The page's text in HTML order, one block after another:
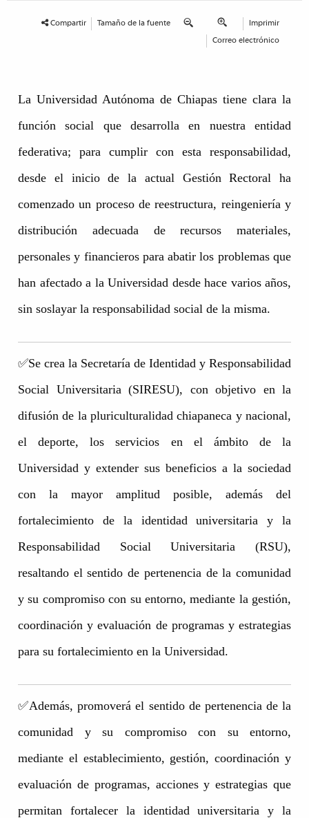
Compartir Tamaño de la fuente Imprimir
Correo electrónico
La Universidad Autónoma de Chiapas tiene clara la
función social que desarrolla en nuestra entidad
federativa; para cumplir con esta responsabilidad,
desde el inicio de la actual Gestión Rectoral ha
comenzado un proceso de reestructura, reingeniería y
distribución adecuada de recursos materiales,
personales y financieros para abatir los problemas que
han afectado a la Universidad desde hace varios años,
sin soslayar la responsabilidad social de la misma.
✅Se crea la Secretaría de Identidad y Responsabilidad
Social Universitaria (SIRESU), con objetivo en la
difusión de la pluriculturalidad chiapaneca y nacional,
el deporte, los servicios en el ámbito de la
Universidad y extender sus beneficios a la sociedad
con la mayor amplitud posible, además del
fortalecimiento de la identidad universitaria y la
Responsabilidad Social Universitaria (RSU),
resaltando el sentido de pertenencia de la comunidad
y su compromiso con su entorno, mediante la gestión,
coordinación y evaluación de programas y estrategias
para su fortalecimiento en la Universidad.
✅Además, promoverá el sentido de pertenencia de la
comunidad y su compromiso con su entorno,
mediante el establecimiento, gestión, coordinación y
evaluación de programas, acciones y estrategias que
permitan fortalecer la identidad universitaria y la